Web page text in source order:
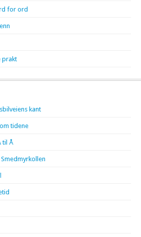
for ord
prakt
kant
tidene
til Å